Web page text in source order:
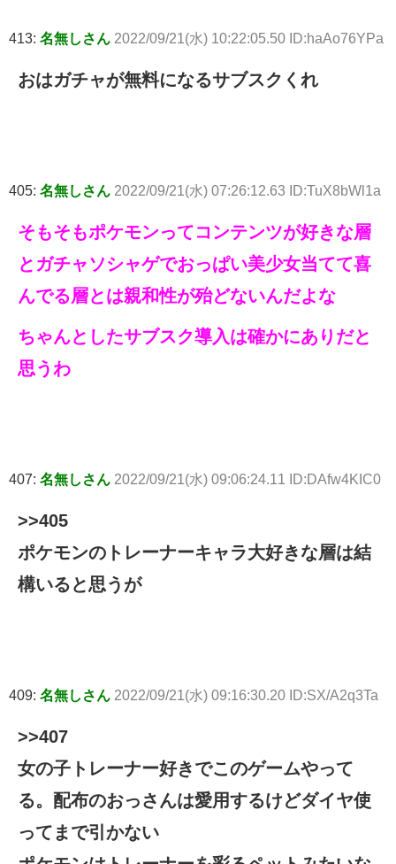
413: 名無しさん 2022/09/21(水) 10:22:05.50 ID:haAo76YPa
おはガチャが無料になるサブスクくれ
405: 名無しさん 2022/09/21(水) 07:26:12.63 ID:TuX8bWl1a
そもそもポケモンってコンテンツが好きな層
とガチャソシャゲでおっぱい美少女当てて喜
んでる層とは親和性が殆どないんだよな
ちゃんとしたサブスク導入は確かにありだと
思うわ
407: 名無しさん 2022/09/21(水) 09:06:24.11 ID:DAfw4KIC0
>>405
ポケモンのトレーナーキャラ大好きな層は結
構いると思うが
409: 名無しさん 2022/09/21(水) 09:16:30.20 ID:SX/A2q3Ta
>>407
女の子トレーナー好きでこのゲームやって
る。配布のおっさんは愛用するけどダイヤ使
ってまで引かない